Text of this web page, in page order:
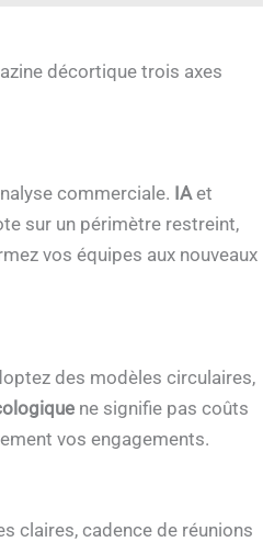
décortique trois axes
commerciale. IAet
sur un périmètre restreint,
vos équipes aux nouveaux
des modèles circulaires,
ne signifie pas coûts
vos engagements.
claires, cadence de réunions